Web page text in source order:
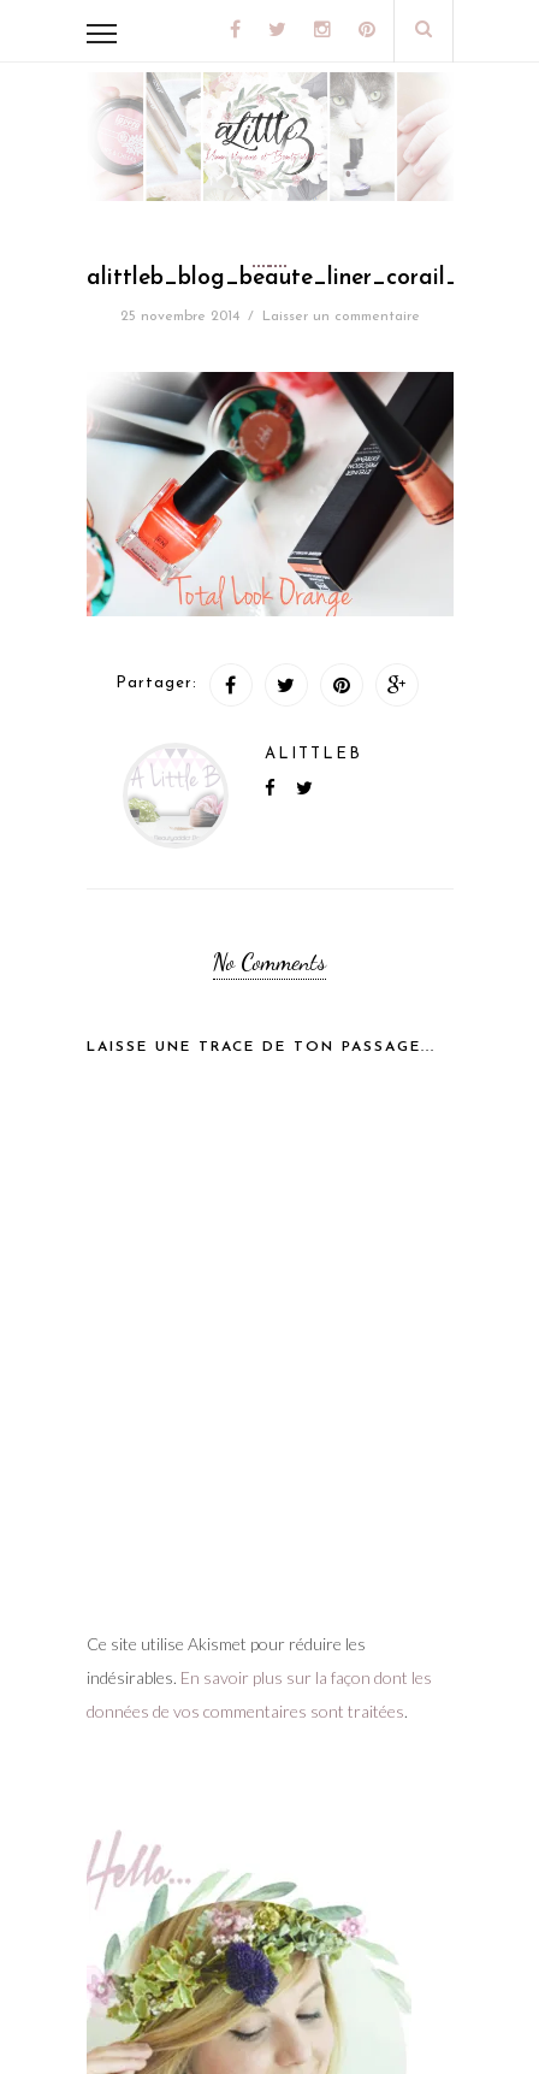
25 novembre 2014 / Laisser un commentaire
Partager:
ALITTLEB
No Comments
LAISSE UNE TRACE DE TON PASSAGE...
Ce site utilise Akismet pour réduire les
indésirables. En savoir plus sur la façon dont les
données de vos commentaires sont traitées.